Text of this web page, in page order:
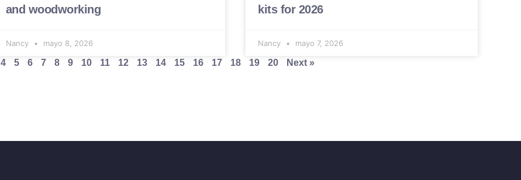
and woodworking
Nancy mayo 8, 2026
kits for 2026
Nancy mayo 7, 2026
4 5 6 7 8 9 10 11 12 13 14 15 16 17 18 19 20 Next »